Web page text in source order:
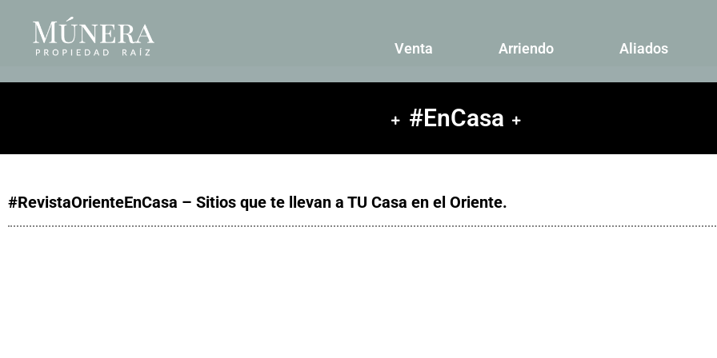
Venta Arriendo Aliados
#EnCasa
#RevistaOrienteEnCasa – Sitios que te llevan a TU Casa en el Oriente.